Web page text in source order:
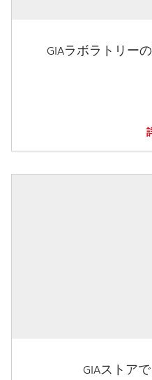
GIAラボラトリー
GIAストア